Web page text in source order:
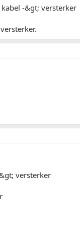
-&gt; versterker
versterker